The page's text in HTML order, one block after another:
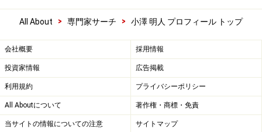
All About > 専門家サーチ > 小澤 明人 プロフィール トップ
会社概要 採用情報
投資家情報 広告掲載
利用規約 プライバシーポリシー
All Aboutについて 著作権・商標・免責
当サイトの情報についての注意 サイトマップ